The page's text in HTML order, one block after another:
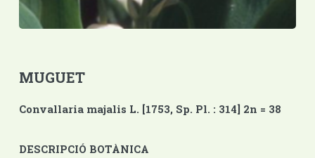
MUGUET
Convallaria majalis L. [1753, Sp. Pl. : 314] 2n = 38
DESCRIPCIÓ BOTÀNICA